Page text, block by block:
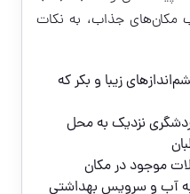
مکان‌های جذاب، به نکات
زیبا و بکر که
نزدیک به محل
موجود در مکان
آب و سرویس بهداشتی